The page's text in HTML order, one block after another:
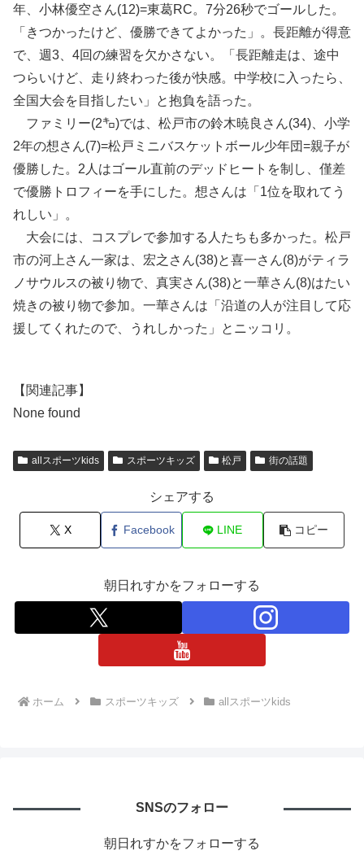
年、小林優空さん(12)=東葛RC。7分26秒でゴールした。
「きつかったけど、優勝できてよかった」。長距離が得意
で、週3、4回の練習を欠かさない。「長距離走は、途中
つらいけど、走り終わった後が快感。中学校に入ったら、
全国大会を目指したい」と抱負を語った。
ファミリー(2㌔)では、松戸市の鈴木暁良さん(34)、小学
2年の想さん(7)=松戸ミニバスケットボール少年団=親子が
優勝した。2人はゴール直前のデッドヒートを制し、僅差
で優勝トロフィーを手にした。想さんは「1位を取れてう
れしい」。
大会には、コスプレで参加する人たちも多かった。松戸
市の河上さん一家は、宏之さん(38)と喜一さん(8)がティラ
ノサウルスの被り物で、真実さん(38)と一華さん(8)はたい
焼きの被り物で参加。一華さんは「沿道の人が注目して応
援してくれたので、うれしかった」とニッコリ。
【関連記事】
None found
allスポーツkids スポーツキッズ 松戸 街の話題
シェアする
X Facebook LINE コピー
朝日れすかをフォローする
ホーム スポーツキッズ allスポーツkids
SNSのフォロー
朝日れすかをフォローする